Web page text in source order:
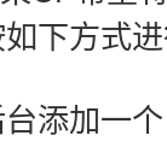
下方式
台添加一